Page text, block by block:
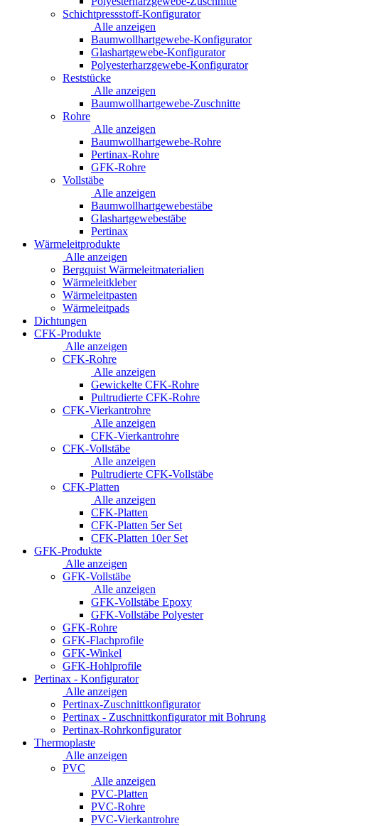
Schichtpressstoff-Konfigurator
Alle anzeigen
Baumwollhartgewebe-Konfigurator
Glashartgewebe-Konfigurator
Polyesterharzgewebe-Konfigurator
Reststücke
Alle anzeigen
Baumwollhartgewebe-Zuschnitte
Rohre
Alle anzeigen
Baumwollhartgewebe-Rohre
Pertinax-Rohre
GFK-Rohre
Vollstäbe
Alle anzeigen
Baumwollhartgewebestäbe
Glashartgewebestäbe
Pertinax
Wärmeleitprodukte
Alle anzeigen
Bergquist Wärmeleitmaterialien
Wärmeleitkleber
Wärmeleitpasten
Wärmeleitpads
Dichtungen
CFK-Produkte
Alle anzeigen
CFK-Rohre
Alle anzeigen
Gewickelte CFK-Rohre
Pultrudierte CFK-Rohre
CFK-Vierkantrohre
Alle anzeigen
CFK-Vierkantrohre
CFK-Vollstäbe
Alle anzeigen
Pultrudierte CFK-Vollstäbe
CFK-Platten
Alle anzeigen
CFK-Platten
CFK-Platten 5er Set
CFK-Platten 10er Set
GFK-Produkte
Alle anzeigen
GFK-Vollstäbe
Alle anzeigen
GFK-Vollstäbe Epoxy
GFK-Vollstäbe Polyester
GFK-Rohre
GFK-Flachprofile
GFK-Winkel
GFK-Hohlprofile
Pertinax - Konfigurator
Alle anzeigen
Pertinax-Zuschnittkonfigurator
Pertinax - Zuschnittkonfigurator mit Bohrung
Pertinax-Rohrkonfigurator
Thermoplaste
Alle anzeigen
PVC
Alle anzeigen
PVC-Platten
PVC-Rohre
PVC-Vierkantrohre